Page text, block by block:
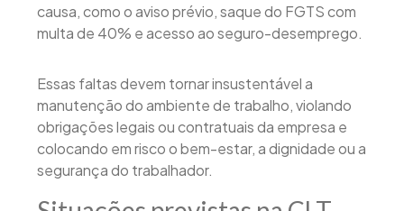
causa, como o aviso prévio, saque do FGTS com
multa de 40% e acesso ao seguro-desemprego.
Essas faltas devem tornar insustentável a
manutenção do ambiente de trabalho, violando
obrigações legais ou contratuais da empresa e
colocando em risco o bem-estar, a dignidade ou a
segurança do trabalhador.